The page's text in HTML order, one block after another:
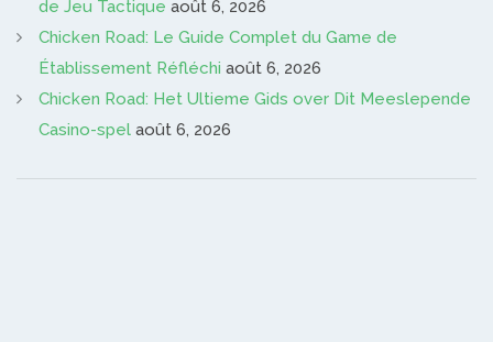
de Jeu Tactique août 6, 2026
Chicken Road: Le Guide Complet du Game de
Établissement Réfléchi août 6, 2026
Chicken Road: Het Ultieme Gids over Dit Meeslepende
Casino-spel août 6, 2026